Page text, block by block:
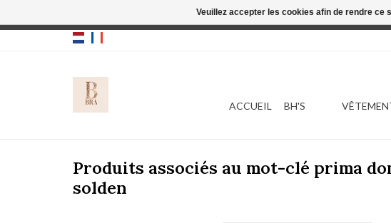
ACCUEIL BH'S
Produits associés au mot-clé prima
solden
Veuillez accepter les cookies afin de rendre ce
Cette boutique est en